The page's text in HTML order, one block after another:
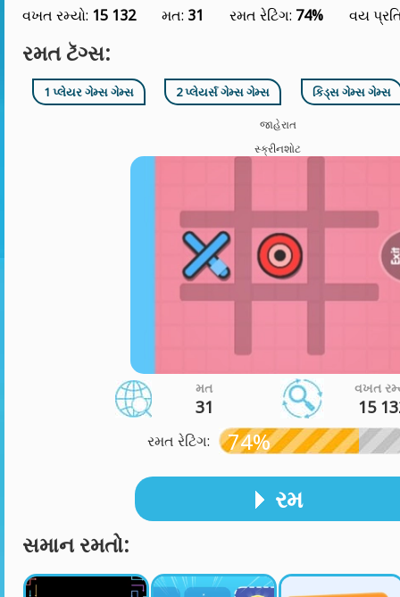
વખત રમ્યો: 15 132 મત: 31 રમત રેટિંગ: 74% વય
રમત ટૅગ્સ:
1 પ્લેયર ગેમ્સ ગેમ્સ 2 પ્લેયર્સ ગેમ્સ ગેમ્સ કિડ્સ ગેમ્સ ગેમ્સ
જાહેરાત
સ્ક્રીનશોટ
મત
31
વખત
15
રમત રેટિંગ: 74%
રમ
સમાન રમતો: